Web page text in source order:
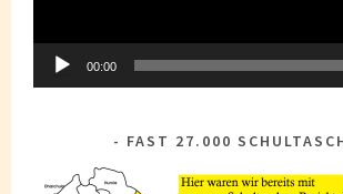
00:00
FAST 27.000